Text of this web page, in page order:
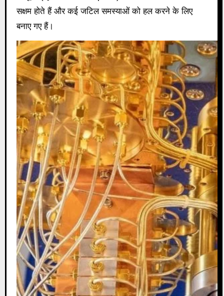
सक्षम होते हैं और कई जटिल समस्याओं को हल करने के लिए
बनाए गए हैं।